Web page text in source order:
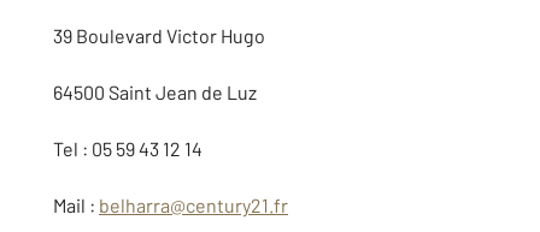
39 Boulevard Victor Hugo
64500 Saint Jean de Luz
Tel : 05 59 43 12 14
Mail : belharra@century21.fr